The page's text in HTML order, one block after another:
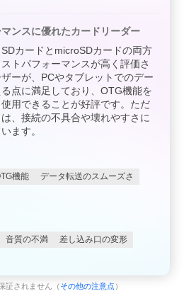
ンスに優れたカードリーダー
カードとmicroSDカードの両方
トパフォーマンスが高く評価さ
ーが、PCやタブレットでのデー
点に満足しており、OTG機能を
用できることが好評です。ただ
、接続の不具合や壊れやすさに
ます。
機能
データ転送のスムーズさ
音質の不満
差し込み口の変形
証されません（ その他の注意点 ）